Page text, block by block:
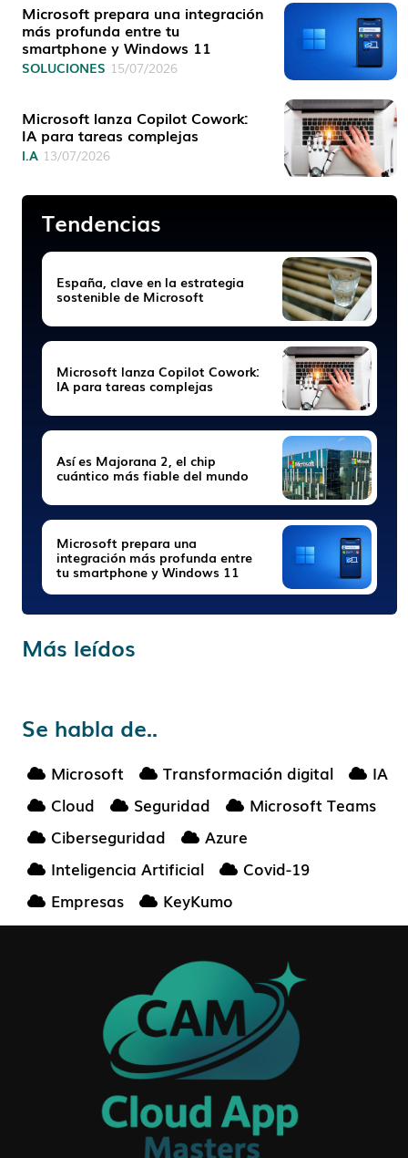
Microsoft prepara una integración
más profunda entre tu
smartphone y Windows 11
SOLUCIONES 15/07/2026
Microsoft lanza Copilot Cowork:
IA para tareas complejas
I.A 13/07/2026
Tendencias
España, clave en la estrategia
sostenible de Microsoft
Microsoft lanza Copilot Cowork:
IA para tareas complejas
Así es Majorana 2, el chip
cuántico más fiable del mundo
Microsoft prepara una
integración más profunda entre
tu smartphone y Windows 11
Más leídos
Se habla de..
Microsoft Transformación digital
IA
Cloud
Seguridad
Microsoft Teams
Ciberseguridad
Azure
Inteligencia Artificial
Covid-19
Empresas
KeyKumo